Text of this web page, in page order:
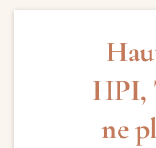
HPI,
ne